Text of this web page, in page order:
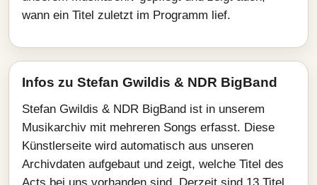
wann ein Titel zuletzt im Programm lief.
Infos zu Stefan Gwildis & NDR BigBand
Stefan Gwildis & NDR BigBand ist in unserem
Musikarchiv mit mehreren Songs erfasst. Diese
Künstlerseite wird automatisch aus unseren
Archivdaten aufgebaut und zeigt, welche Titel des